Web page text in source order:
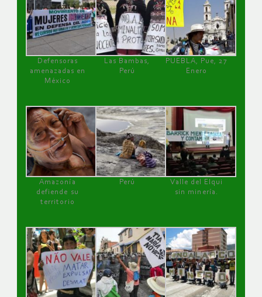
Defensoras
amenazadas en
México
Las Bambas,
Perú
PUEBLA, Pue, 27
Enero
Amazonía
defiende su
territorio
Perú
Valle del Elqui
sin minería.